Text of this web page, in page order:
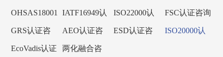
询
咨询
询
证咨询
OHSAS18001
认证咨询
IATF16949认
证咨询
ISO22000认
证咨询
FSC认证咨询
GRS认证咨
询
AEO认证咨
询
ESD认证咨
ISO20000认
EcoVadis认证
两化融合咨